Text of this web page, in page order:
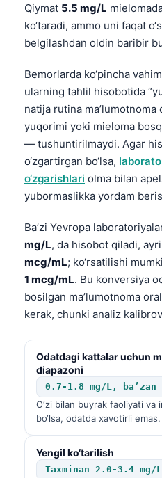
Qiymat 5.5 mg/L
ko‘taradi, ammo uni faqat
belgilashdan oldin baribir
Bemorlarda ko‘pincha
ularning tahlil hisobotida
natija rutina ma’lumotnoma
yuqorimi yoki mieloma
— tushuntirilmaydi. Agar
o‘zgartirgan bo‘lsa,
o‘zgarishlari olma bilan
yubormaslikka yordam
Ba’zi Yevropa
mg/L, da hisobot qiladi,
mcg/mL; ko‘rsatilishi
1 mcg/mL. Bu konversiya
bosilgan ma’lumotnoma
kerak, chunki analiz
Odatdagi kattalar uchun
diapazoni
0.7-1.8 mg/L, ba’zan
O‘zi bilan buyrak faoliyati va
bo‘lsa, odatda xavotirli emas.
Yengil ko‘tarilish
Taxminan 2.0-3.4 mg/L